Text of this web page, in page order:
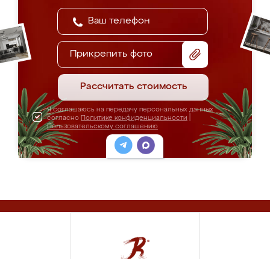
Прикрепить фото
Рассчитать стоимость
Я соглашаюсь на передачу персональных данных
согласно Политике конфиденциальности
Пользовательскому соглашению